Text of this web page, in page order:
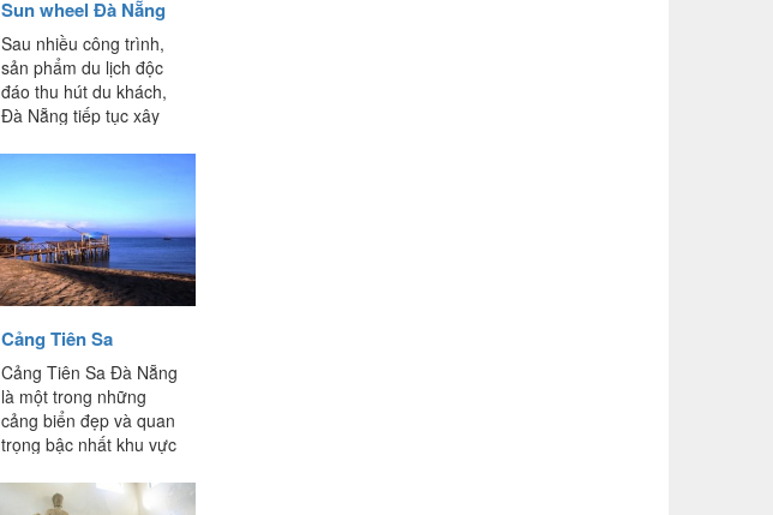
Sun wheel Đà Nẵng
Sau nhiều công trình,
sản phẩm du lịch độc
đáo thu hút du khách,
Đà Nẵng tiếp tục xây
–...
Cảng Tiên Sa
Cảng Tiên Sa Đà Nẵng
là một trong những
cảng biển đẹp và quan
trọng bậc nhất khu vực
cảng...